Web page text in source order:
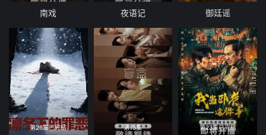
南戏 夜语记 御廷谣
第26集已完结 第13集 第23集已完结